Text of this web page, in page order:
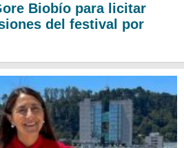
Biobío para licitar
del festival por